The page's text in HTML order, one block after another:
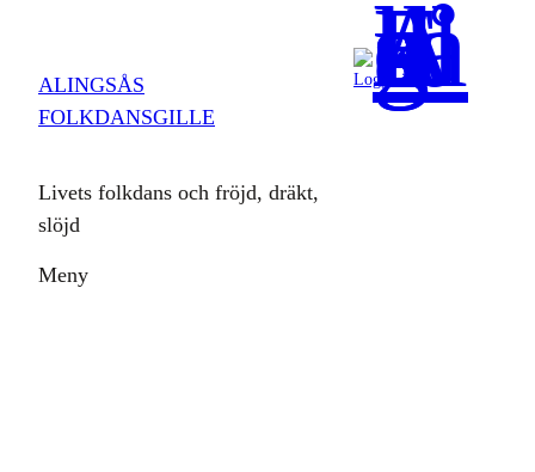
innehåll
ALINGSÅS
FOLKDANSGILLE
Livets folkdans och fröjd, dräkt,
slöjd
Meny
Logga in